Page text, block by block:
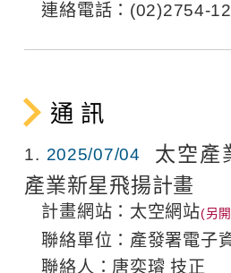
連絡電話：(02)2754-
通 訊
1 2025/07/04
太空產
產業新星飛揚計畫
計畫網站： 太空網站
聯絡單位：產發署電子
聯絡人：唐奕璿 技正